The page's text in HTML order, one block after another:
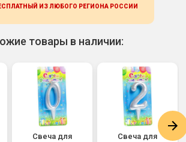
ИЗ ЛЮБОГО РЕГИОНА РОССИИ
товары в наличии:
Свеча для
Свеча для